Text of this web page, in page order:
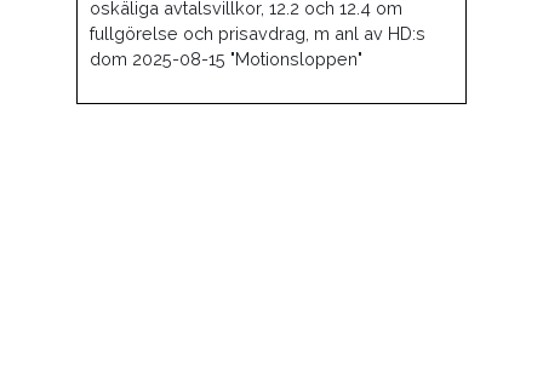
oskäliga avtalsvillkor, 12.2 och 12.4 om
fullgörelse och prisavdrag, m anl av HD:s
dom 2025-08-15 "Motionsloppen"